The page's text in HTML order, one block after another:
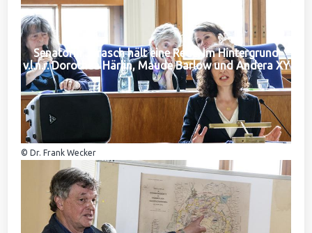
Senatorin Jarasch hält eine Rede. Im Hintergrund
v.l.n.r. Dorothea Härlin, Maude Barlow und Andera XY
© Dr. Frank Wecker